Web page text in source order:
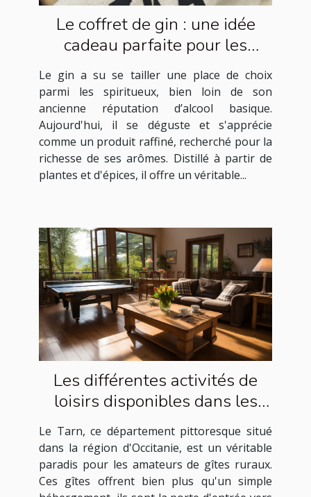
Le coffret de gin : une idée
cadeau parfaite pour les
amateurs de spiritueux
Le gin a su se tailler une place de choix
parmi les spiritueux, bien loin de son
ancienne réputation d’alcool basique.
Aujourd'hui, il se déguste et s'apprécie
comme un produit raffiné, recherché pour la
richesse de ses arômes. Distillé à partir de
plantes et d'épices, il offre un véritable...
Les différentes activités de
loisirs disponibles dans les
gîtes ruraux du Tarn
Le Tarn, ce département pittoresque situé
dans la région d'Occitanie, est un véritable
paradis pour les amateurs de gîtes ruraux.
Ces gîtes offrent bien plus qu'un simple